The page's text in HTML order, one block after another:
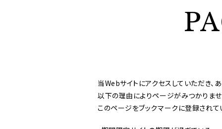
当Webサイトにアクセスしていただき、
以下の理由によりページがみつかりませ
このページをブックマークに登録され